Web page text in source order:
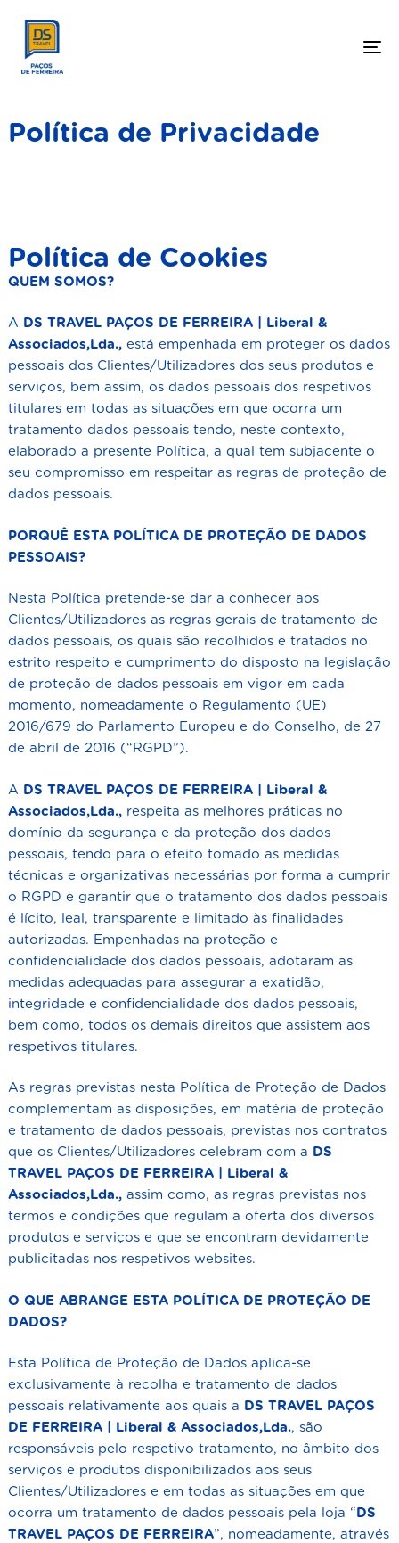
Política de Privacidade
Política de Cookies
QUEM SOMOS?
A DS TRAVEL PAÇOS DE FERREIRA | Liberal &
Associados,Lda.,está empenhada em proteger os dados
pessoais dos Clientes/Utilizadores dos seus produtos e
serviços, bem assim, os dados pessoais dos respetivos
titulares em todas as situações em que ocorra um
tratamento dados pessoais tendo, neste contexto,
elaborado a presente Política, a qual tem subjacente o
seu compromisso em respeitar as regras de proteção de
dados pessoais.
PORQUÊ ESTA POLÍTICA DE PROTEÇÃO DE DADOS
PESSOAIS?
Nesta Política pretende-se dar a conhecer aos
Clientes/Utilizadores as regras gerais de tratamento de
dados pessoais, os quais são recolhidos e tratados no
estrito respeito e cumprimento do disposto na legislação
de proteção de dados pessoais em vigor em cada
momento, nomeadamente o Regulamento (UE)
2016/679 do Parlamento Europeu e do Conselho, de 27
de abril de 2016 (“RGPD”).
A DS TRAVEL PAÇOS DE FERREIRA| Liberal &
Associados,Lda.,respeita as melhores práticas no
domínio da segurança e da proteção dos dados
pessoais, tendo para o efeito tomado as medidas
técnicas e organizativas necessárias por forma a cumprir
o RGPD e garantir que o tratamento dos dados pessoais
é lícito, leal, transparente e limitado às finalidades
autorizadas. Empenhadas na proteção e
confidencialidade dos dados pessoais, adotaram as
medidas adequadas para assegurar a exatidão,
integridade e confidencialidade dos dados pessoais,
bem como, todos os demais direitos que assistem aos
respetivos titulares.
As regras previstas nesta Política de Proteção de Dados
complementam as disposições, em matéria de proteção
e tratamento de dados pessoais, previstas nos contratos
que os Clientes/Utilizadores celebram com a DS
TRAVEL PAÇOS DE FERREIRA| Liberal &
Associados,Lda.,assim como, as regras previstas nos
termos e condições que regulam a oferta dos diversos
produtos e serviços e que se encontram devidamente
publicitadas nos respetivos websites.
O QUE ABRANGE ESTA POLÍTICA DE PROTEÇÃO DE
DADOS?
Esta Política de Proteção de Dados aplica-se
exclusivamente à recolha e tratamento de dados
pessoais relativamente aos quais a DS TRAVEL PAÇOS
DE FERREIRA| Liberal & Associados,Lda., são
responsáveis pelo respetivo tratamento, no âmbito dos
serviços e produtos disponibilizados aos seus
Clientes/Utilizadores e em todas as situações em que
ocorra um tratamento de dados pessoais pela loja “DS
TRAVEL PAÇOS DE FERREIRA”, nomeadamente, através